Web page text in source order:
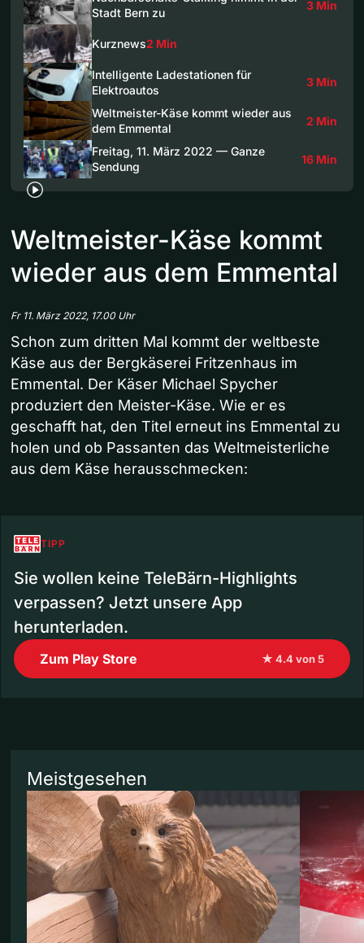
Stadt Bern zu
3 Min
Kurznews2 Min
Intelligente Ladestationen für
Elektroautos
3 Min
Weltmeister-Käse kommt wieder aus
dem Emmental
2 Min
Freitag, 11. März 2022 — Ganze
Sendung
16 Min
Weltmeister-Käse kommt
wieder aus dem Emmental
Fr 11. März 2022, 17.00 Uhr
Schon zum dritten Mal kommt der weltbeste
Käse aus der Bergkäserei Fritzenhaus im
Emmental. Der Käser Michael Spycher
produziert den Meister-Käse. Wie er es
geschafft hat, den Titel erneut ins Emmental zu
holen und ob Passanten das Weltmeisterliche
aus dem Käse herausschmecken:
TIPP
Sie wollen keine TeleBärn-Highlights
verpassen? Jetzt unsere App
herunterladen.
Zum Play Store ★ 4.4 von 5
Meistgesehen